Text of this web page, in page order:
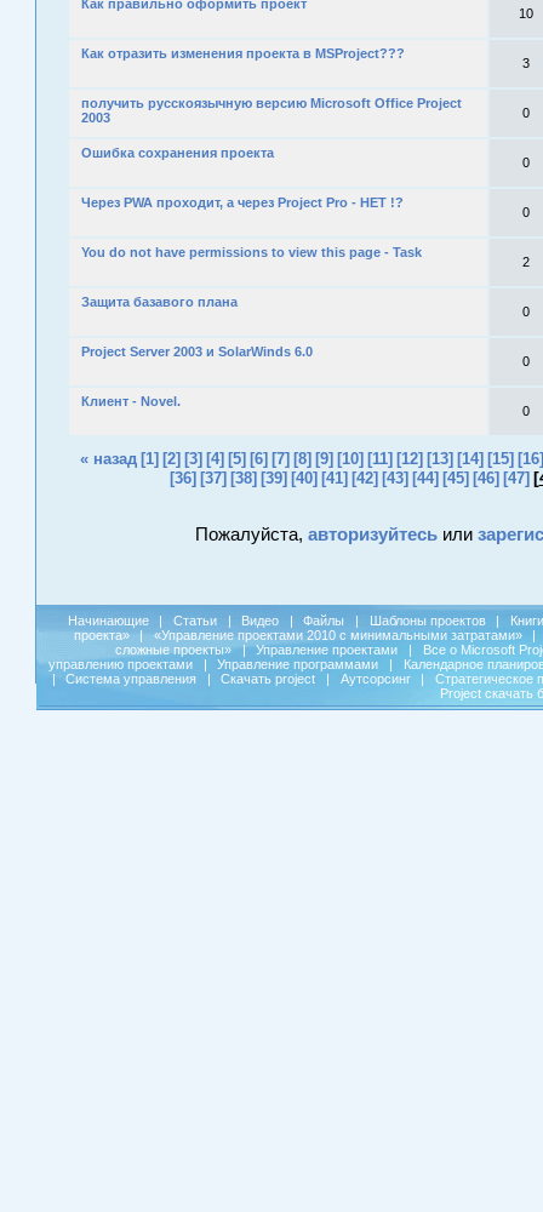
Как правильно оформить проект
10
Как отразить изменения проекта в MSProject???
3
получить русскоязычную версию Microsoft Office Project
2003
0
Ошибка сохранения проекта
0
Через PWA проходит, а через Project Pro - НЕТ !?
0
You do not have permissions to view this page - Task
2
Защита базавого плана
0
Project Server 2003 и SolarWinds 6.0
0
Клиент - Novel.
0
« назад [1] [2] [3] [4] [5] [6] [7] [8] [9] [10] [11] [12] [13] [14] [15] [16]
[36] [37] [38] [39] [40] [41] [42] [43] [44] [45] [46] [47] [
Пожалуйста, авторизуйтесьили
Начинающие | Статьи | Видео | Файлы | Шаблоны проектов |
Книги
проекта»
| «Управление проектами 2010 с минимальными затратами»
|
сложные проекты»
| Управление проектами |
Все о Microsoft
управлению проектами
| Управление программами |
Календарное
|
Система управления | Скачать project | Аутсорсинг |
Стратегическое
Project скачать